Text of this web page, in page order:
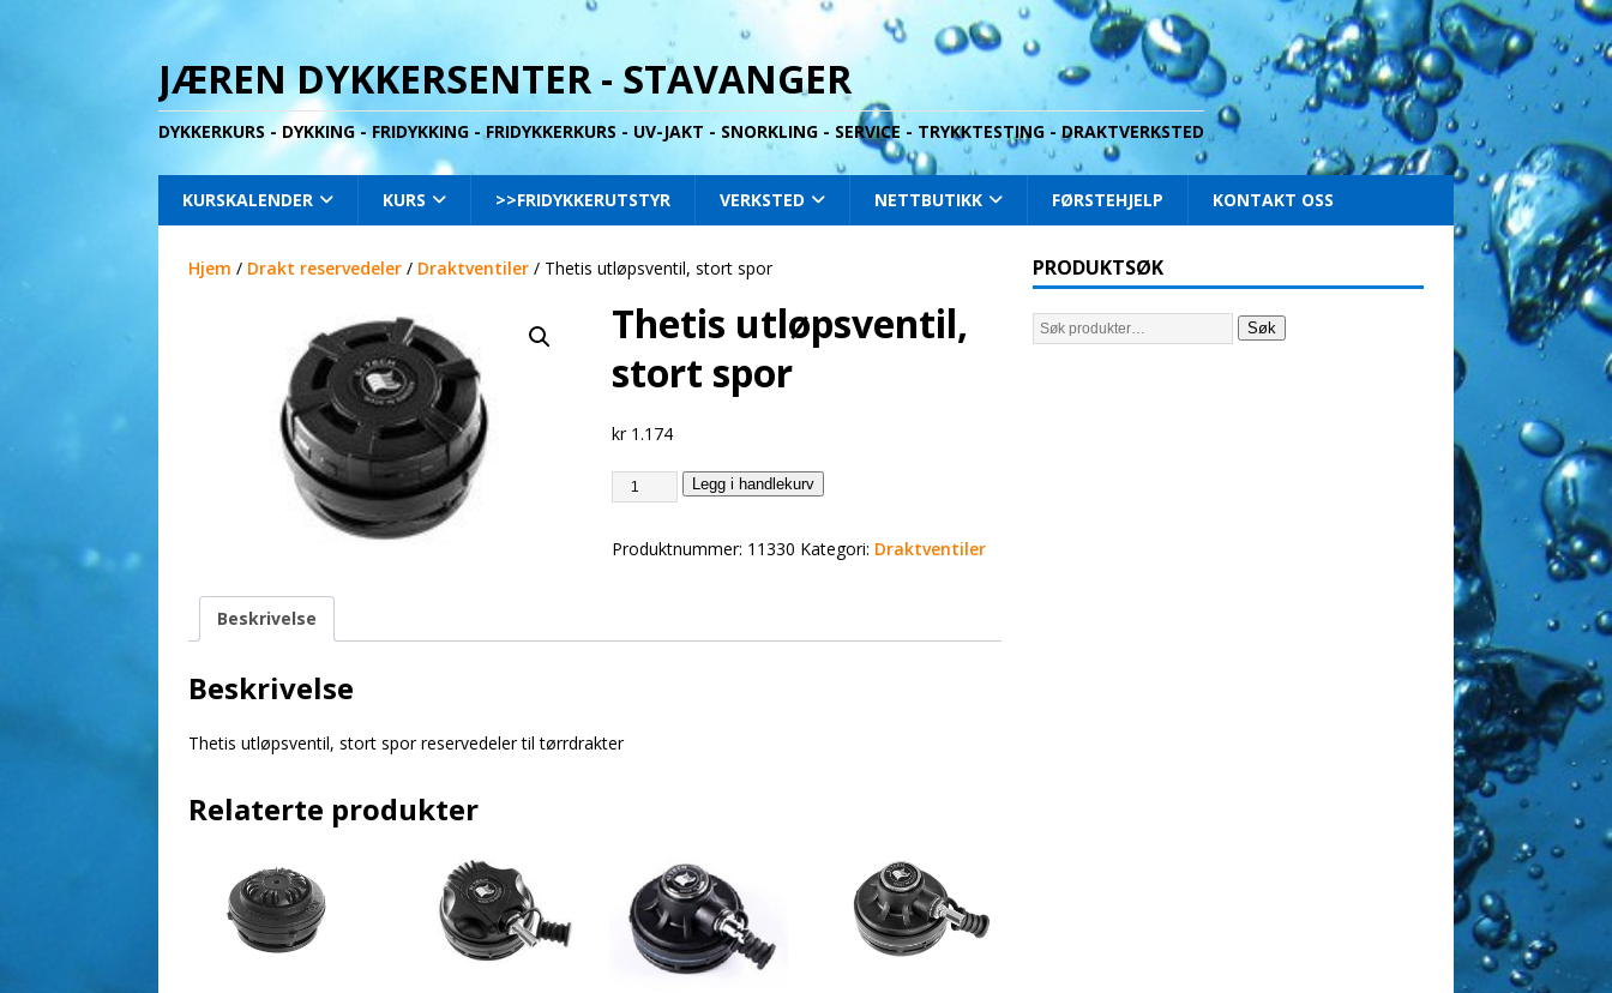
JÆREN DYKKERSENTER - STAVANGER
DYKKERKURS - DYKKING - FRIDYKKING - FRIDYKKERKURS - UV-JAKT - SNORKLING - SERVICE - TRYKKTESTING - DRAKTVERKSTED
KURSKALENDER KURS >>FRIDYKKERUTSTYR VERKSTED NETTBUTIKK FØRSTEHJELP KONTAKT OSS
Hjem / Drakt reservedeler / Draktventiler / Thetis utløpsventil, stort spor
Thetis utløpsventil,
stort spor
kr1.174
Legg i handlekurv
Produktnummer: 11330 Kategori: Draktventiler
Beskrivelse
Beskrivelse
Thetis utløpsventil, stort spor reservedeler til tørrdrakter
Relaterte produkter
PRODUKTSØK
Søk